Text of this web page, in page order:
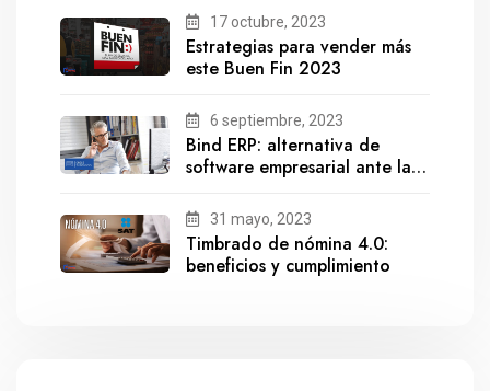
17 octubre, 2023
Estrategias para vender más
este Buen Fin 2023
6 septiembre, 2023
Bind ERP: alternativa de
software empresarial ante la
31 mayo, 2023
Timbrado de nómina 4.0:
beneficios y cumplimiento